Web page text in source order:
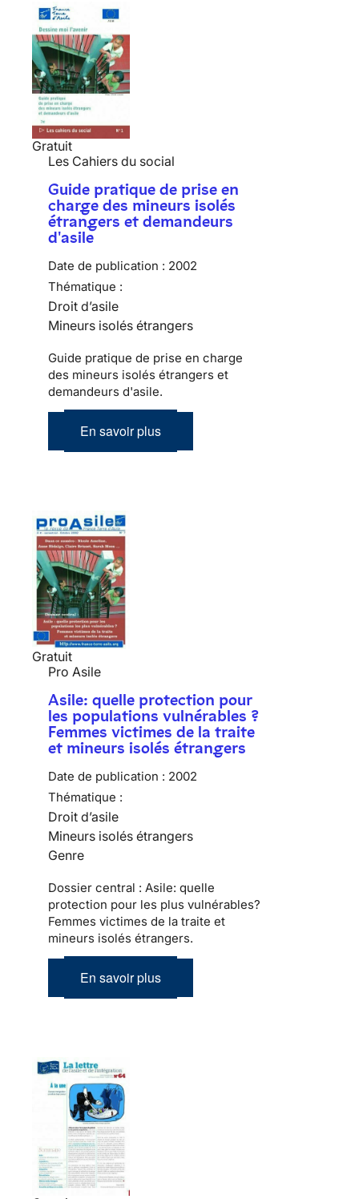
Gratuit
Les Cahiers du social
Guide pratique de prise en
charge des mineurs isolés
étrangers et demandeurs
d'asile
Date de publication : 2002
Thématique :
Droit d’asile
Mineurs isolés étrangers
Guide pratique de prise en charge
des mineurs isolés étrangers et
demandeurs d'asile.
En savoir plus
Gratuit
Pro Asile
Asile: quelle protection pour
les populations vulnérables ?
Femmes victimes de la traite
et mineurs isolés étrangers
Date de publication : 2002
Thématique :
Droit d’asile
Mineurs isolés étrangers
Genre
Dossier central : Asile: quelle
protection pour les plus vulnérables?
Femmes victimes de la traite et
mineurs isolés étrangers.
En savoir plus